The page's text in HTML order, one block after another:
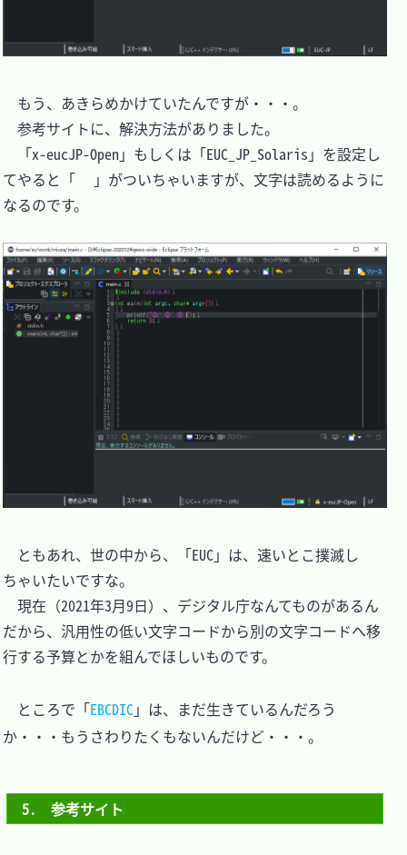
もう、あきらめかけていたんですが・・・。
参考サイトに、解決方法がありました。
「x-eucJP-Open」もしくは「EUC_JP_Solaris」を設定し
てやると「
」がついちゃいますが、文字は読めるように
なるのです。
ともあれ、世の中から、「EUC」は、速いとこ撲滅し
ちゃいたいですな。
現在（2021年3月9日）、デジタル庁なんてものがあるん
だから、汎用性の低い文字コードから別の文字コードへ移
行する予算とかを組んでほしいものです。
ところで「EBCDIC」は、まだ生きているんだろう
か・・・もうさわりたくもないんだけど・・・。
5.　参考サイト